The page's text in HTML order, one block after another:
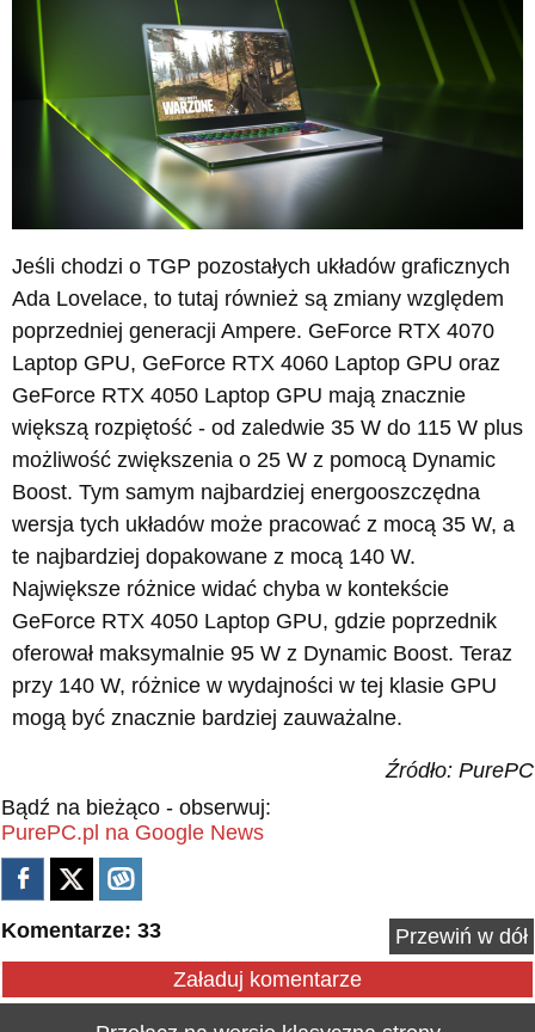
Jeśli chodzi o TGP pozostałych układów graficznych
Ada Lovelace, to tutaj również są zmiany względem
poprzedniej generacji Ampere. GeForce RTX 4070
Laptop GPU, GeForce RTX 4060 Laptop GPU oraz
GeForce RTX 4050 Laptop GPU mają znacznie
większą rozpiętość - od zaledwie 35 W do 115 W plus
możliwość zwiększenia o 25 W z pomocą Dynamic
Boost. Tym samym najbardziej energooszczędna
wersja tych układów może pracować z mocą 35 W, a
te najbardziej dopakowane z mocą 140 W.
Największe różnice widać chyba w kontekście
GeForce RTX 4050 Laptop GPU, gdzie poprzednik
oferował maksymalnie 95 W z Dynamic Boost. Teraz
przy 140 W, różnice w wydajności w tej klasie GPU
mogą być znacznie bardziej zauważalne.
Źródło: PurePC
Bądź na bieżąco - obserwuj:
PurePC.pl na Google News
Komentarze: 33
Przewiń w dół
Załaduj komentarze